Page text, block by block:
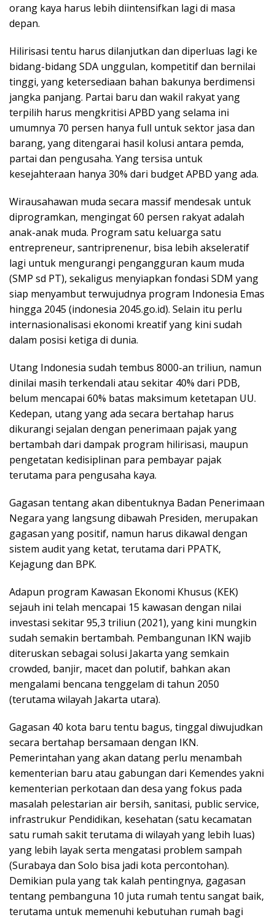
orang kaya harus lebih diintensifkan lagi di masa
depan.
Hilirisasi tentu harus dilanjutkan dan diperluas lagi ke
bidang-bidang SDA unggulan, kompetitif dan bernilai
tinggi, yang ketersediaan bahan bakunya berdimensi
jangka panjang. Partai baru dan wakil rakyat yang
terpilih harus mengkritisi APBD yang selama ini
umumnya 70 persen hanya full untuk sektor jasa dan
barang, yang ditengarai hasil kolusi antara pemda,
partai dan pengusaha. Yang tersisa untuk
kesejahteraan hanya 30% dari budget APBD yang ada.
Wirausahawan muda secara massif mendesak untuk
diprogramkan, mengingat 60 persen rakyat adalah
anak-anak muda. Program satu keluarga satu
entrepreneur, santriprenenur, bisa lebih akseleratif
lagi untuk mengurangi pengangguran kaum muda
(SMP sd PT), sekaligus menyiapkan fondasi SDM yang
siap menyambut terwujudnya program Indonesia Emas
hingga 2045 (indonesia 2045.go.id). Selain itu perlu
internasionalisasi ekonomi kreatif yang kini sudah
dalam posisi ketiga di dunia.
Utang Indonesia sudah tembus 8000-an triliun, namun
dinilai masih terkendali atau sekitar 40% dari PDB,
belum mencapai 60% batas maksimum ketetapan UU.
Kedepan, utang yang ada secara bertahap harus
dikurangi sejalan dengan penerimaan pajak yang
bertambah dari dampak program hilirisasi, maupun
pengetatan kedisiplinan para pembayar pajak
terutama para pengusaha kaya.
Gagasan tentang akan dibentuknya Badan Penerimaan
Negara yang langsung dibawah Presiden, merupakan
gagasan yang positif, namun harus dikawal dengan
sistem audit yang ketat, terutama dari PPATK,
Kejagung dan BPK.
Adapun program Kawasan Ekonomi Khusus (KEK)
sejauh ini telah mencapai 15 kawasan dengan nilai
investasi sekitar 95,3 triliun (2021), yang kini mungkin
sudah semakin bertambah. Pembangunan IKN wajib
diteruskan sebagai solusi Jakarta yang semkain
crowded, banjir, macet dan polutif, bahkan akan
mengalami bencana tenggelam di tahun 2050
(terutama wilayah Jakarta utara).
Gagasan 40 kota baru tentu bagus, tinggal diwujudkan
secara bertahap bersamaan dengan IKN.
Pemerintahan yang akan datang perlu menambah
kementerian baru atau gabungan dari Kemendes yakni
kementerian perkotaan dan desa yang fokus pada
masalah pelestarian air bersih, sanitasi, public service,
infrastrukur Pendidikan, kesehatan (satu kecamatan
satu rumah sakit terutama di wilayah yang lebih luas)
yang lebih layak serta mengatasi problem sampah
(Surabaya dan Solo bisa jadi kota percontohan).
Demikian pula yang tak kalah pentingnya, gagasan
tentang pembanguna 10 juta rumah tentu sangat baik,
terutama untuk memenuhi kebutuhan rumah bagi